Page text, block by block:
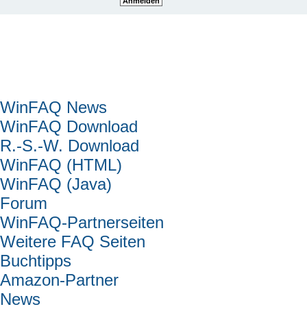
WinFAQ News
WinFAQ Download
R.-S.-W. Download
WinFAQ (HTML)
WinFAQ (Java)
Forum
WinFAQ-Partnerseiten
Weitere FAQ Seiten
Buchtipps
Amazon-Partner
News